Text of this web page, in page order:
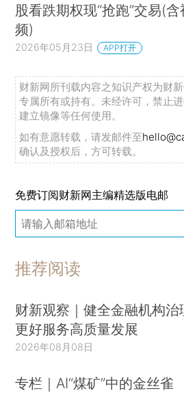
股看跌期权现“抢跑”交易(含
频)
2026年05月23日 APP打开
财新网所刊载内容之知识产权为财
专属所有或持有。未经许可，禁止
建立镜像等任何使用。
如有意愿转载，请发邮件至
确认及授权后，方可转载。
免费订阅财新网主编精选版电邮
推荐阅读
财新观察｜健全金融机构治
更好服务高质量发展
2026年08月08日
专栏｜AI“煤矿”中的金丝雀